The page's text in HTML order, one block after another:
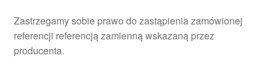
Zastrzegamy sobie prawo do zastąpienia zamówionej
referencji referencją zamienną wskazaną przez
producenta.